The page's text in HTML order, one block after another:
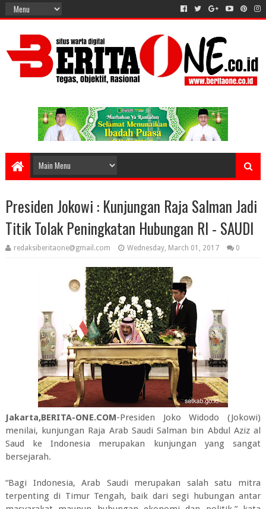
Presiden Jokowi : Kunjungan Raja Salman Jadi
Titik Tolak Peningkatan Hubungan RI - SAUDI
redaksiberitaone@gmail.com Wednesday, March 01, 2017 0
Jakarta,BERITA-ONE.COM-Presiden Joko Widodo (Jokowi)
menilai, kunjungan Raja Arab Saudi Salman bin Abdul Aziz al
Saud ke Indonesia merupakan kunjungan yang sangat
bersejarah.
“Bagi Indonesia, Arab Saudi merupakan salah satu mitra
terpenting di Timur Tengah, baik dari segi hubungan antar